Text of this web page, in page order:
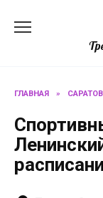
ГЛАВНАЯ »